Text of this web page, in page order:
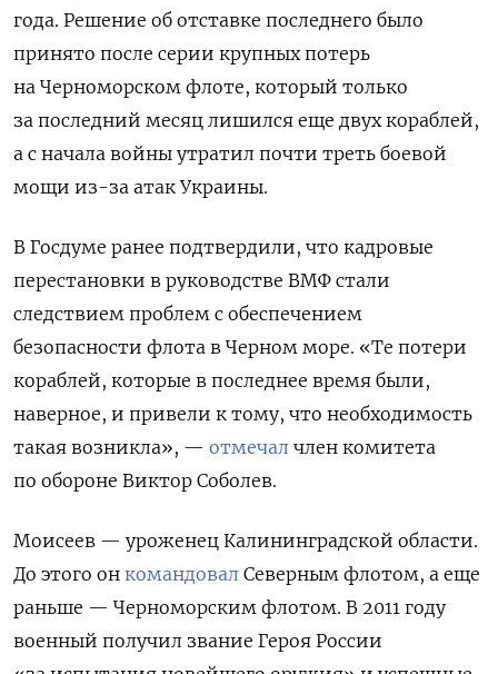
года. Решение об отставке последнего было
принято после серии крупных потерь
на Черноморском флоте, который только
за последний месяц лишился еще двух кораблей,
а с начала войны утратил почти треть боевой
мощи из-за атак Украины.
В Госдуме ранее подтвердили, что кадровые
перестановки в руководстве ВМФ стали
следствием проблем с обеспечением
безопасности флота в Черном море. «Те потери
кораблей, которые в последнее время были,
наверное, и привели к тому, что необходимость
такая возникла», — отмечал член комитета
по обороне Виктор Соболев.
Моисеев — уроженец Калининградской области.
До этого он командовал Северным флотом, а еще
раньше — Черноморским флотом. В 2011 году
военный получил звание Героя России